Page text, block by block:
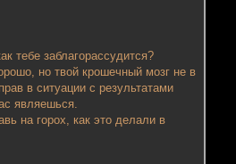
тебе заблагорассудится?
но твой крошечный мозг не в
в ситуации с результатами
являешься.
на горох, как это делали в